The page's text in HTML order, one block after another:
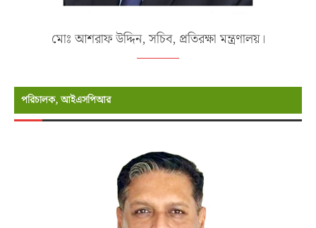
মোঃ আশরাফ উদ্দিন, সচিব, প্রতিরক্ষা মন্ত্রণালয়।
পরিচালক, আইএসপিআর